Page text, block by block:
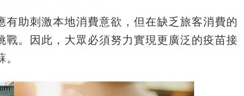
助刺激本地消費意欲，但在缺乏旅客消費的
。因此，大眾必須努力實現更廣泛的疫苗接